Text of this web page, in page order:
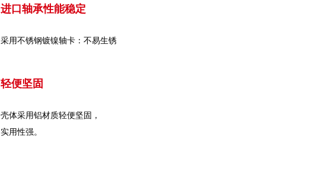
进口轴承性能稳定
采用不锈钢镀镍轴卡：不易生锈
轻便坚固
壳体采用铝材质轻便坚固，
实用性强。